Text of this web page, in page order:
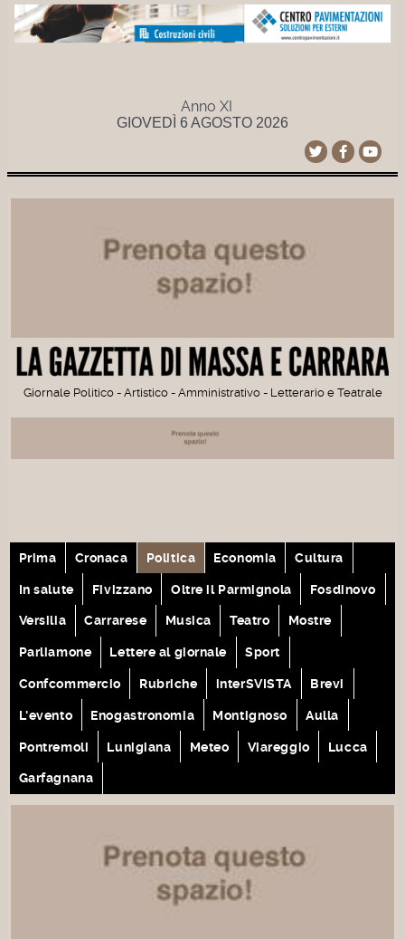
Anno XI
GIOVEDÌ 6 AGOSTO 2026
Giornale Politico - Artistico - Amministrativo - Letterario e Teatrale
Prima Cronaca Politica Economia Cultura
In salute Fivizzano Oltre il Parmignola Fosdinovo
Versilia Carrarese Musica Teatro Mostre
Parliamone Lettere al giornale Sport
Confcommercio Rubriche interSVISTA Brevi
L'evento Enogastronomia Montignoso Aulla
Pontremoli Lunigiana Meteo Viareggio Lucca
Garfagnana